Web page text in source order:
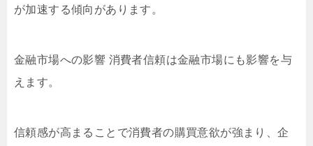
が加速する傾向があります。
金融市場への影響 消費者信頼は金融市場にも影響を与
えます。
信頼感が高まることで消費者の購買意欲が強まり、企